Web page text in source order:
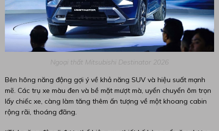
Ngoại thất Mitsubishi Destinator 2026
Bên hông năng động gợi ý về khả năng SUV và hiệu suất mạnh
mẽ. Các trụ xe màu đen và bề mặt mượt mà, uyển chuyển ôm trọn
lấy chiếc xe, càng làm tăng thêm ấn tượng về một khoang cabin
rộng rãi, thoáng đãng.